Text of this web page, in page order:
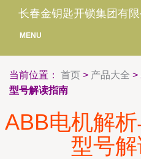
长春金钥匙开锁集团有限
MENU
当前位置： 首页 > 产品大全 >
型号解读指南
ABB电机解
型号